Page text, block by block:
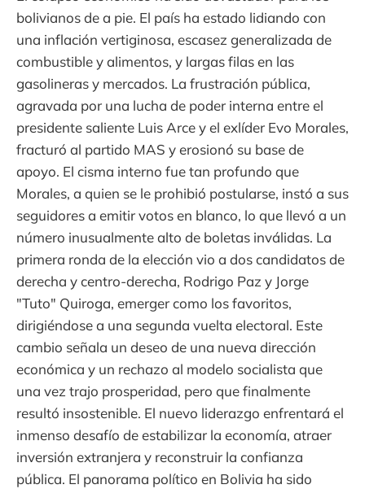
bolivianos de a pie. El país ha estado lidiando con
una inflación vertiginosa, escasez generalizada de
combustible y alimentos, y largas filas en las
gasolineras y mercados. La frustración pública,
agravada por una lucha de poder interna entre el
presidente saliente Luis Arce y el exlíder Evo Morales,
fracturó al partido MAS y erosionó su base de
apoyo. El cisma interno fue tan profundo que
Morales, a quien se le prohibió postularse, instó a sus
seguidores a emitir votos en blanco, lo que llevó a un
número inusualmente alto de boletas inválidas. La
primera ronda de la elección vio a dos candidatos de
derecha y centro-derecha, Rodrigo Paz y Jorge
"Tuto" Quiroga, emerger como los favoritos,
dirigiéndose a una segunda vuelta electoral. Este
cambio señala un deseo de una nueva dirección
económica y un rechazo al modelo socialista que
una vez trajo prosperidad, pero que finalmente
resultó insostenible. El nuevo liderazgo enfrentará el
inmenso desafío de estabilizar la economía, atraer
inversión extranjera y reconstruir la confianza
pública. El panorama político en Bolivia ha sido